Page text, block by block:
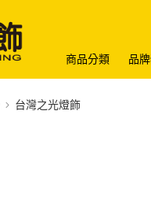
商品分類 品
台灣之光燈飾